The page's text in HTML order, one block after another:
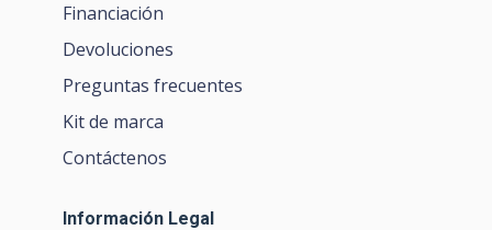
Financiación
Devoluciones
Preguntas frecuentes
Kit de marca
Contáctenos
Información Legal